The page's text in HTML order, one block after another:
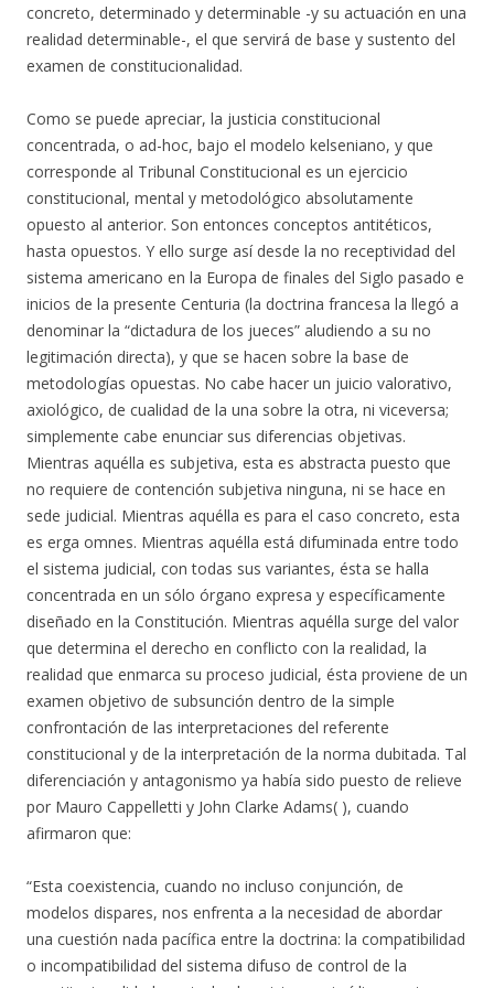
concreto, determinado y determinable -y su actuación en una
realidad determinable-, el que servirá de base y sustento del
examen de constitucionalidad.
Como se puede apreciar, la justicia constitucional
concentrada, o ad-hoc, bajo el modelo kelseniano, y que
corresponde al Tribunal Constitucional es un ejercicio
constitucional, mental y metodológico absolutamente
opuesto al anterior. Son entonces conceptos antitéticos,
hasta opuestos. Y ello surge así desde la no receptividad del
sistema americano en la Europa de finales del Siglo pasado e
inicios de la presente Centuria (la doctrina francesa la llegó a
denominar la “dictadura de los jueces” aludiendo a su no
legitimación directa), y que se hacen sobre la base de
metodologías opuestas. No cabe hacer un juicio valorativo,
axiológico, de cualidad de la una sobre la otra, ni viceversa;
simplemente cabe enunciar sus diferencias objetivas.
Mientras aquélla es subjetiva, esta es abstracta puesto que
no requiere de contención subjetiva ninguna, ni se hace en
sede judicial. Mientras aquélla es para el caso concreto, esta
es erga omnes. Mientras aquélla está difuminada entre todo
el sistema judicial, con todas sus variantes, ésta se halla
concentrada en un sólo órgano expresa y específicamente
diseñado en la Constitución. Mientras aquélla surge del valor
que determina el derecho en conflicto con la realidad, la
realidad que enmarca su proceso judicial, ésta proviene de un
examen objetivo de subsunción dentro de la simple
confrontación de las interpretaciones del referente
constitucional y de la interpretación de la norma dubitada. Tal
diferenciación y antagonismo ya había sido puesto de relieve
por Mauro Cappelletti y John Clarke Adams( ), cuando
afirmaron que:
“Esta coexistencia, cuando no incluso conjunción, de
modelos dispares, nos enfrenta a la necesidad de abordar
una cuestión nada pacífica entre la doctrina: la compatibilidad
o incompatibilidad del sistema difuso de control de la